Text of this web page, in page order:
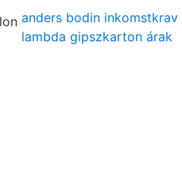
anders bodin inkomstkrav
lambda gipszkarton árak